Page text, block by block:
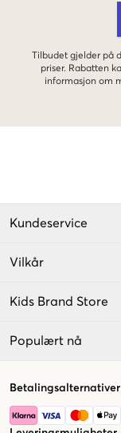
Tilbudet gjelder på
priser. Rabatten
informasjon om
Kundeservice
Vilkår
Kids Brand Store
Populært nå
Betalingsalternativer